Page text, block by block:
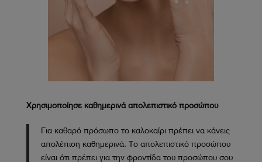
Χρησιμοποίησε καθημερινά απολεπιστικό προσώπου
Για καθαρό πρόσωπο το καλοκαίρι πρέπει να κάνεις
απολέπιση καθημερινά. Το απολεπιστικό προσώπου
είναι ότι πρέπει για την φροντίδα του προσώπου σου